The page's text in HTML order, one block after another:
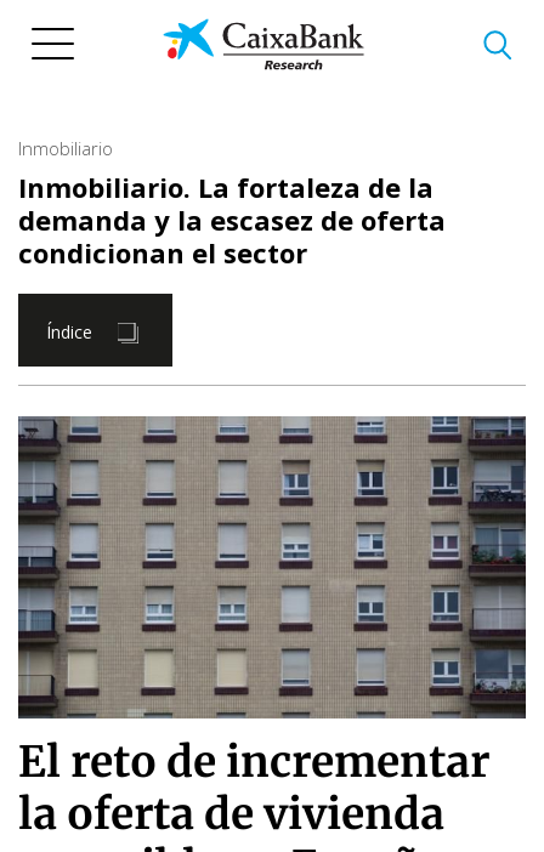
Inmobiliario
Inmobiliario. La fortaleza de la
demanda y la escasez de oferta
condicionan el sector
Índice
El reto de incrementar
la oferta de vivienda